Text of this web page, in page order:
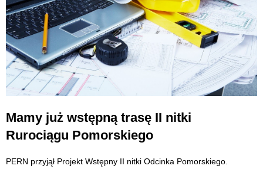
Mamy już wstępną trasę II nitki
Rurociągu Pomorskiego
PERN przyjął Projekt Wstępny II nitki Odcinka Pomorskiego.